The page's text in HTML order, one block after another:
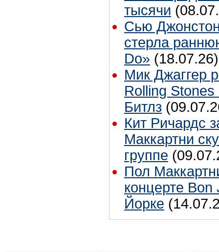
тысячи
Сью
стерла
Do» (18.07.26)
Мик Джаггер
Rolling Stones
Битлз
Кит Ричардс
Маккартни
группе
Пол
концерте
Йорке